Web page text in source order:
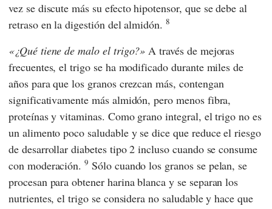
vez se discute más su efecto hipotensor, que se debe al
retraso en la digestión del almidón.8
¿Qué tiene de malo el trigo? A través de mejoras
frecuentes, el trigo se ha modificado durante miles de
años para que los granos crezcan más, contengan
significativamente más almidón, pero menos fibra,
proteínas y vitaminas. Como grano integral, el trigo no es
un alimento poco saludable y se dice que reduce el riesgo
de desarrollar diabetes tipo 2 incluso cuando se consume
con moderación.9 Sólo cuando los granos se pelan, se
procesan para obtener harina blanca y se separan los
nutrientes, el trigo se considera no saludable y hace que